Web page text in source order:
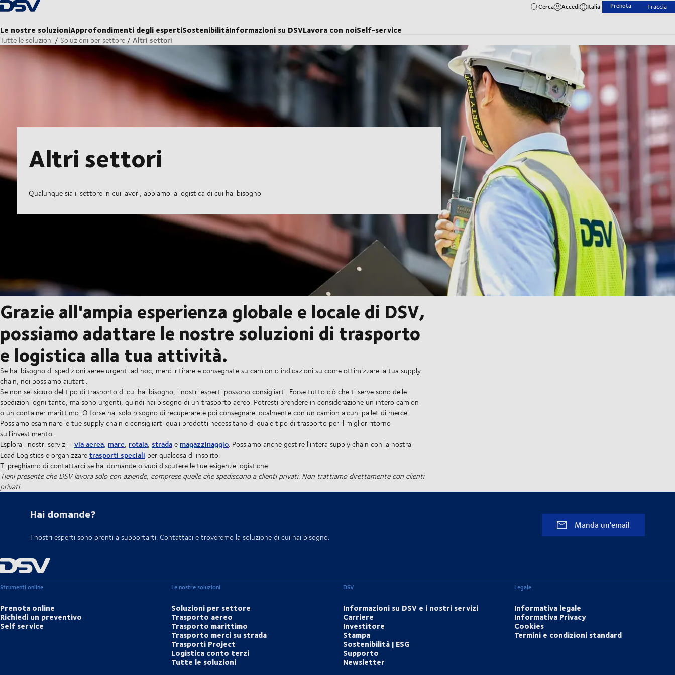
Torna alla pagina iniziale
Le nostre soluzioniApprofondimenti degli espertiSostenibilitàInformazioni su DSVLavora con noiSelf-service
Cerca Accedi Italia Prenota Traccia
Tutte le soluzioni Soluzioni per settore Altri settori
Altri settori
Qualunque sia il settore in cui lavori, abbiamo la logistica di cui hai bisogno
Grazie all'ampia esperienza globale e locale di DSV,
possiamo adattare le nostre soluzioni di trasporto
e logistica alla tua attività.
Se hai bisogno di spedizioni aeree urgenti ad hoc, merci ritirare e consegnate su camion o indicazioni su come ottimizzare la tua supply
chain, noi possiamo aiutarti.
Se non sei sicuro del tipo di trasporto di cui hai bisogno, i nostri esperti possono consigliarti. Forse tutto ciò che ti serve sono delle
spedizioni ogni tanto, ma sono urgenti, quindi hai bisogno di un trasporto aereo. Potresti prendere in considerazione un intero camion
o un container marittimo. O forse hai solo bisogno di recuperare e poi consegnare localmente con un camion alcuni pallet di merce.
Possiamo esaminare le tue supply chain e consigliarti quali prodotti necessitano di quale tipo di trasporto per il miglior ritorno
sull'investimento.
Esplora i nostri servizi - via aerea, mare, rotaia, stradae magazzinaggio. Possiamo anche gestire l'intera supply chain con la nostra
Lead Logistics e organizzaretrasporti speciali per qualcosa di insolito.
Ti preghiamo di contattarci se hai domande o vuoi discutere le tue esigenze logistiche.
Tieni presente che DSV lavora solo con aziende, comprese quelle che spediscono a clienti privati. Non trattiamo direttamente con clienti
privati.
Hai domande?
I nostri esperti sono pronti a supportarti. Contattaci e troveremo la soluzione di cui hai bisogno.
Manda un'email
Strumenti online
Prenota online
Richiedi un preventivo
Self service
Le nostre soluzioni
Soluzioni per settore
Trasporto aereo
Trasporto marittimo
Trasporto merci su strada
Trasporti Project
Logistica conto terzi
Tutte le soluzioni
DSV
Informazioni su DSV e i nostri servizi
Carriere
Investitore
Stampa
Sostenibilità | ESG
Supporto
Newsletter
Legale
Informativa legale
Informativa Privacy
Cookies
Termini e condizioni standard